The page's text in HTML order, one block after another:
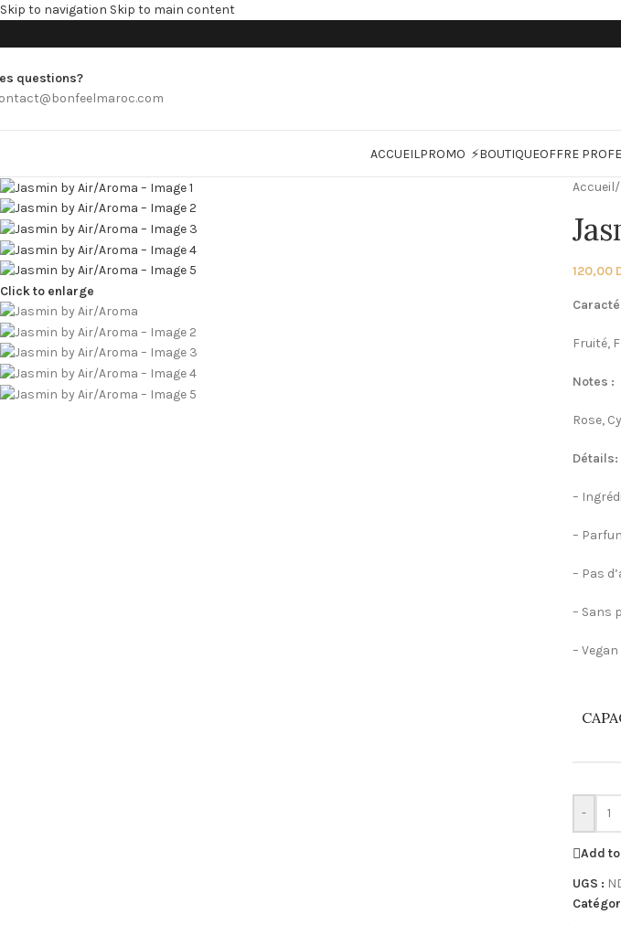
Skip to navigation Skip to main content
questions?
ACCUEILPROMO ⚡BOUTIQUEOFFRE
Click to enlarge
Accueil/
120,00
Fruité,
Notes :
Rose,
Détails:
–
–
– Pas
– Sans
–
-
Add
UGS :